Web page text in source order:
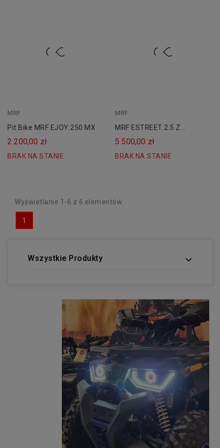
MRF
Pit Bike MRF EJOY 250 MX
2 200,00 zł
BRAK NA STANIE
MRF
MRF ESTREET 2.5 Z
HOMOLOGACJĄ Kat. AM / B
5 500,00 zł
BRAK NA STANIE
Wyświetlanie 1-6 z 6 elementów
1
Wszystkie Produkty